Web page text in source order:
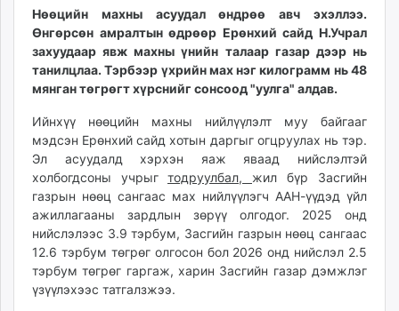
asu.mn
shudarga.mn
shuurhai.mn
unuudur.mn
isee.mn
mglradio.com
fact.mn
itoim.mn
tumen.mn
shuum.mn
times.mn
tvmongolia.mn
mass.mn
unegui.mn
Нөөцийн махны асуудал өндрөө авч эхэллээ.
Өнгөрсөн амралтын өдрөөр Ерөнхий сайд Н.Учрал
захуудаар явж махны үнийн талаар газар дээр нь
танилцлаа. Тэрбээр үхрийн мах нэг килограмм нь 48
мянган төгрөгт хүрснийг сонсоод "уулга" алдав.
Ийнхүү нөөцийн махны нийлүүлэлт муу байгааг
мэдсэн Ерөнхий сайд хотын даргыг огцруулах нь тэр.
Эл асуудалд хэрхэн яаж яваад нийслэлтэй
холбогдсоны учрыг тодруулбал, жил бүр Засгийн
газрын нөөц сангаас мах нийлүүлэгч ААН-үүдэд үйл
ажиллагааны зардлын зөрүү олгодог. 2025 онд
нийслэлээс 3.9 тэрбум, Засгийн газрын нөөц сангаас
12.6 тэрбум төгрөг олгосон бол 2026 онд нийслэл 2.5
тэрбум төгрөг гаргаж, харин Засгийн газар дэмжлэг
үзүүлэхээс татгалзжээ.